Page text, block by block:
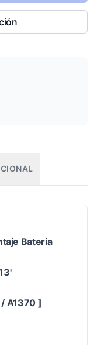
Bateria
A1370 ]